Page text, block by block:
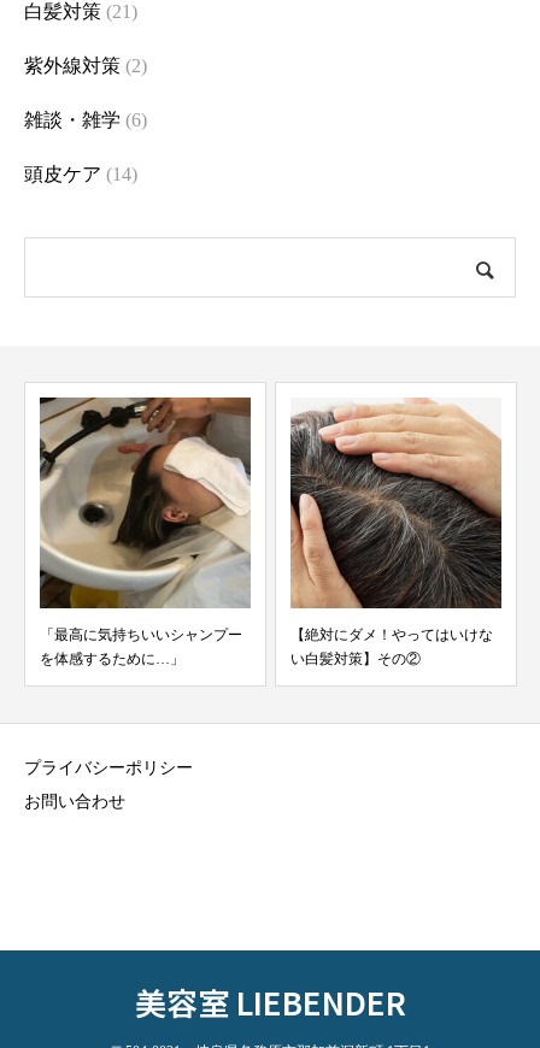
白髪対策 (21)
紫外線対策 (2)
雑談・雑学 (6)
頭皮ケア (14)
【絶対にダメ！やってはいけな
い白髪対策】その②
美容師さんが学んだ化粧品の選
び方
プライバシーポリシー
お問い合わせ
美容室 LIEBENDER